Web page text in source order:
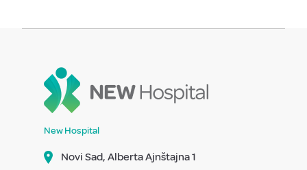
New Hospital
Novi Sad, Alberta Ajnštajna 1